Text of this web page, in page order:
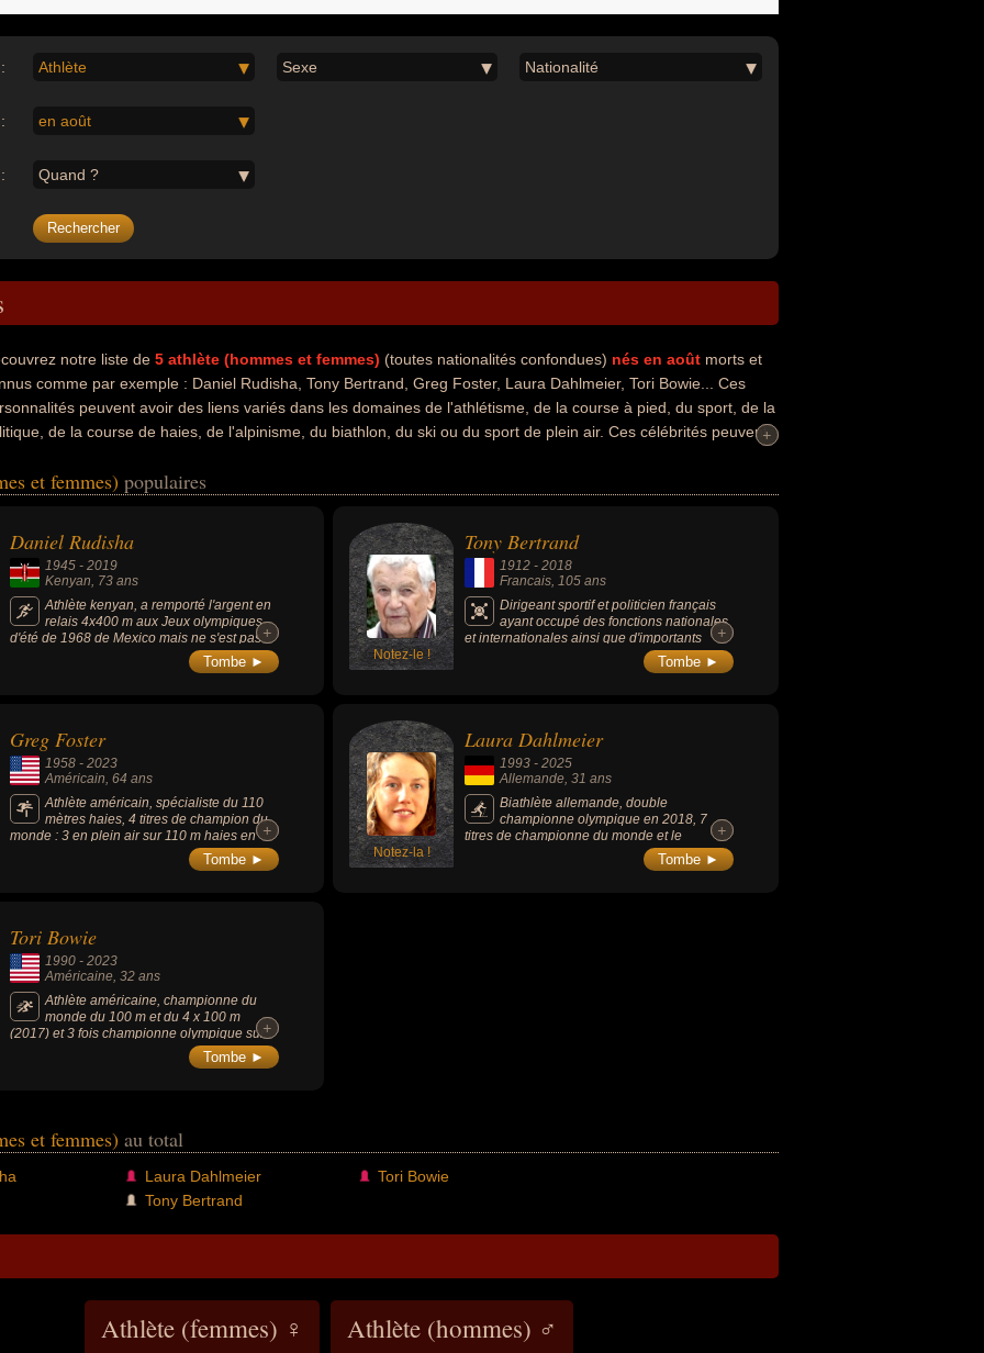
Athlète Sexe Nationalité
en août
Quand ?
notre liste de 5 athlète (hommes et femmes) (toutes nationalités confondues) nés en août morts et
comme par exemple : Daniel Rudisha, Tony Bertrand, Greg Foster, Laura Dahlmeier, Tori Bowie... Ces
peuvent avoir des liens variés dans les domaines de l'athlétisme, de la course à pied, du sport, de la
de la course de haies, de l'alpinisme, du biathlon, du ski ou du sport de plein air. Ces célébrités peuvent
ou sauteur en longueur. En ce qui concerne leurs nationalités au moment de leurs morts, ils peuvent avoir été
+
+
et femmes) populaires
Daniel Rudisha
1945 - 2019
Kenyan, 73 ans
Athlète kenyan, a remporté l'argent en
relais 4x400 m aux Jeux olympiques
d'été de 1968 de Mexico mais ne s'est pas
qualifié pour la finale. Il est le père de David
Rudisha, coureur de 800 m en activité au
+
+
Tombe ► Notez-le !
Tony Bertrand
1912 -2018
Francais, 105 ans
Dirigeant sportif et politicien français
ayant occupé des fonctions nationales
et internationales ainsi que d'importants
mandats locaux dans la région lyonnaise.
Ancien adjoint aux Sports de la ville de Lyon
(1948, 1952, 1956).
+
+
Tombe ►
Greg Foster
1958 - 2023
Américain, 64 ans
Athlète américain, spécialiste du 110
mètres haies, 4 titres de champion du
monde : 3 en plein air sur 110 m haies en
1983, 1987 et 1991, et un en salle sur 60 m
+
+
Tombe ► Notez-la !
Laura Dahlmeier
1993 -2025
Allemande, 31 ans
Biathlète allemande, double
championne olympique en 2018, 7
titres de championne du monde et le
classement général de la Coupe du monde
en 2016–17, marquant l’histoire du biathlon
+
+
Tombe ►
Tori Bowie
1990 - 2023
Américaine, 32 ans
Athlète américaine, championne du
monde du 100 m et du 4 x 100 m
(2017) et 3 fois championne olympique sur
100 m, 200 m et 4 x 100 m (2016).
+
+
Tombe ►
et femmes) au total
Laura Dahlmeier
Tony Bertrand
Tori Bowie
Athlète (femmes) ♀ Athlète (hommes) ♂